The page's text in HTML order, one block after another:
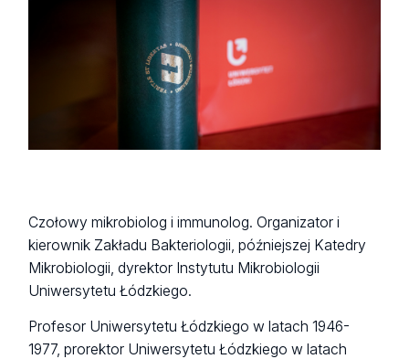
Czołowy mikrobiolog i immunolog. Organizator i
kierownik Zakładu Bakteriologii, późniejszej Katedry
Mikrobiologii, dyrektor Instytutu Mikrobiologii
Uniwersytetu Łódzkiego.
Profesor Uniwersytetu Łódzkiego w latach 1946-
1977, prorektor Uniwersytetu Łódzkiego w latach